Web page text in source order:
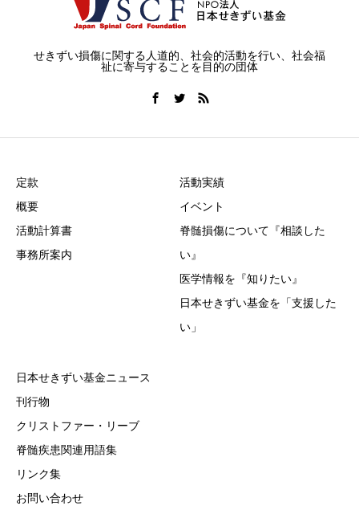
せきずい損傷に関する人道的、社会的活動を行い、社会福
祉に寄与することを目的の団体
定款
概要
活動計算書
事務所案内
活動実績
イベント
脊髄損傷について『相談した
い』
医学情報を『知りたい』
日本せきずい基金を「支援した
い」
日本せきずい基金ニュース
刊行物
クリストファー・リーブ
脊髄疾患関連用語集
リンク集
お問い合わせ